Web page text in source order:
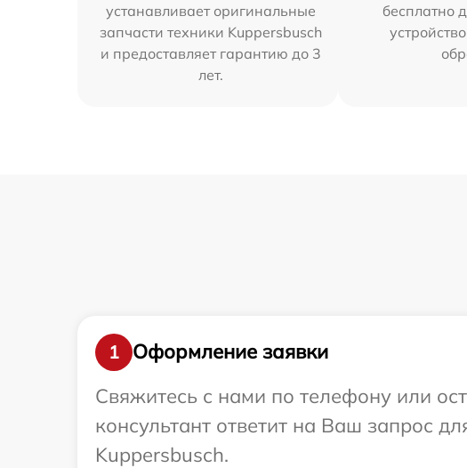
устанавливает оригинальные
запчасти техники Kuppersbusch
и предоставляет гарантию до 3
лет.
бесплатно
1
Оформление заявки
Свяжитесь с нами по телефону или
консультант ответит на Ваш запрос
Kuppersbusch.